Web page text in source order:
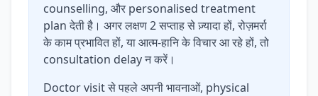
counselling, और personalised treatment
plan देती है। अगर लक्षण 2 सप्ताह से ज़्यादा हों, रोज़मर्रा
के काम प्रभावित हों, या आत्म-हानि के विचार आ रहे हों, तो
consultation delay न करें।
Doctor visit से पहले अपनी भावनाओं, physical